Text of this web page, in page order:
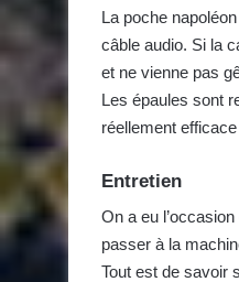
La poche
câble audio. Si la
et ne vienne pas
Les épaules sont
réellement
Entretien
On a eu
passer à la
Tout est de savoir